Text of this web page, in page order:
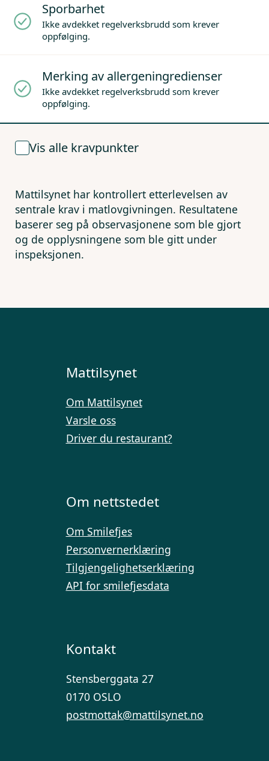
Sporbarhet
Ikke avdekket regelverksbrudd som krever
oppfølging.
Merking av allergeningredienser
Ikke avdekket regelverksbrudd som krever
oppfølging.
Vis alle kravpunkter
Mattilsynet har kontrollert etterlevelsen av
sentrale krav i matlovgivningen. Resultatene
baserer seg på observasjonene som ble gjort
og de opplysningene som ble gitt under
inspeksjonen.
Mattilsynet
Om Mattilsynet
Varsle oss
Driver du restaurant?
Om nettstedet
Om Smilefjes
Personvernerklæring
Tilgjengelighetserklæring
API for smilefjesdata
Kontakt
Stensberggata 27
0170 OSLO
postmottak@mattilsynet.no